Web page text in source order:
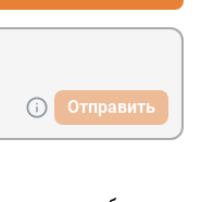
Отправить